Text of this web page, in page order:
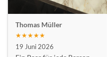
Thomas Müller
★★★★★
19 Juni 2026